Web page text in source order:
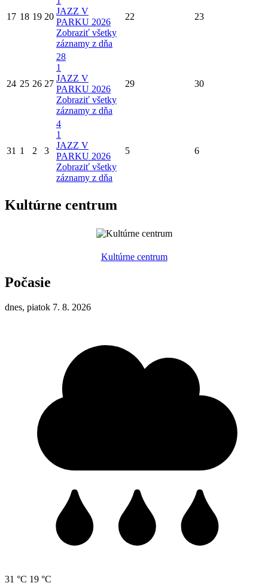
17 18 19 20
JAZZ V
PARKU 2026
Zobraziť všetky
záznamy z dňa
22 23
24 25 26 27
28
1
JAZZ V
PARKU 2026
Zobraziť všetky
záznamy z dňa
29 30
31 1 2 3
4
1
JAZZ V
PARKU 2026
Zobraziť všetky
záznamy z dňa
5 6
Kultúrne centrum
Kultúrne centrum
Počasie
dnes, piatok 7. 8. 2026
31 °C 19 °C